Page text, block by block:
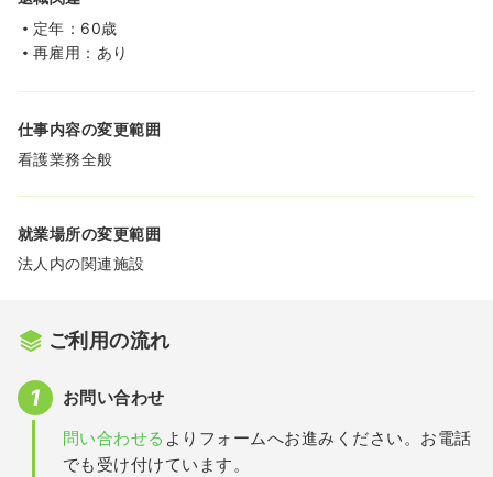
定年：60歳
再雇用：あり
仕事内容の変更範囲
看護業務全般
就業場所の変更範囲
法人内の関連施設
ご利用の流れ
お問い合わせ
問い合わせる よりフォームへお進みください。お電話
でも受け付けています。